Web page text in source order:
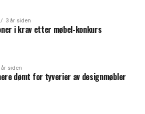
3 år siden
i krav etter møbel-konkurs
år siden
dømt for tyverier av designmøbler